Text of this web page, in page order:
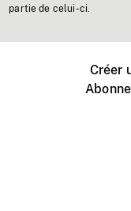
partie de celui-ci.
Créer